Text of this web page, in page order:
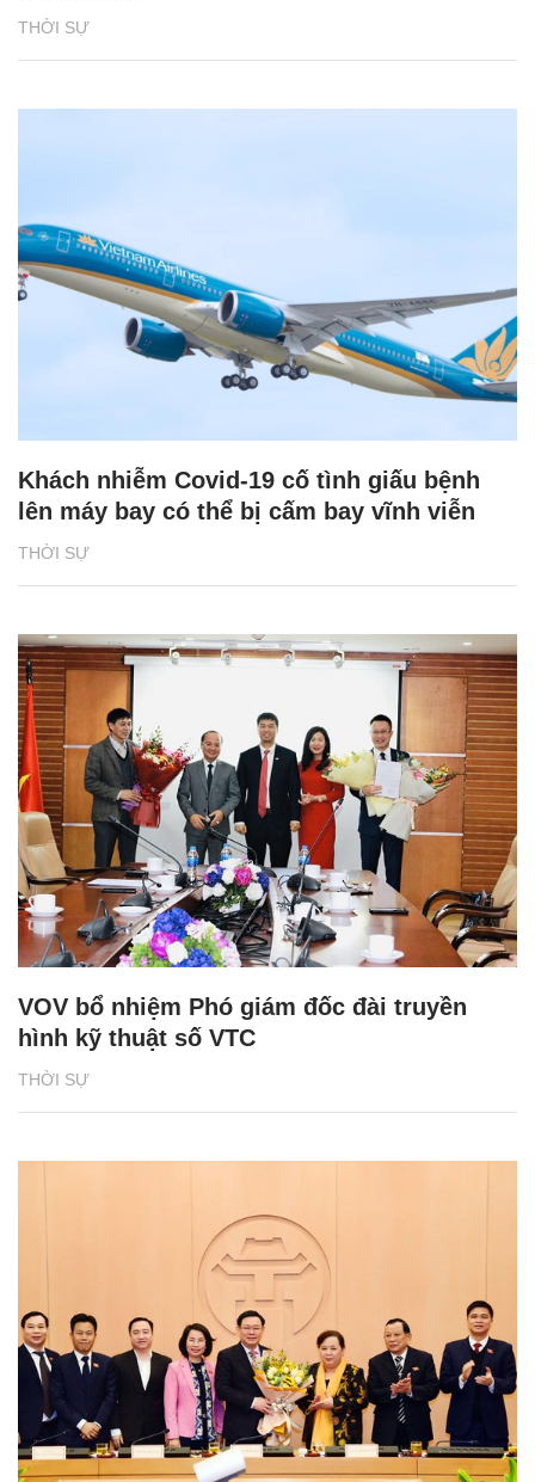
THỜI SỰ
THỜI SỰ
Khách nhiễm Covid-19 cố tình giấu bệnh
lên máy bay có thể bị cấm bay vĩnh viễn
THỜI SỰ
VOV bổ nhiệm Phó giám đốc đài truyền
hình kỹ thuật số VTC